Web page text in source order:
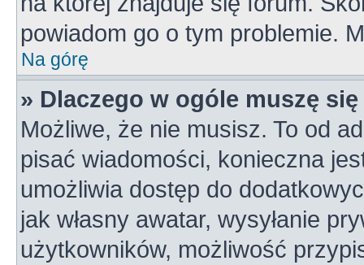
powiadom go o tym problemie.
Na górę
» Dlaczego w ogóle muszę
Możliwe, że nie musisz. To od
pisać wiadomości, konieczna
umożliwia dostęp do
jak własny awatar, wysyłanie
użytkowników, możliwość